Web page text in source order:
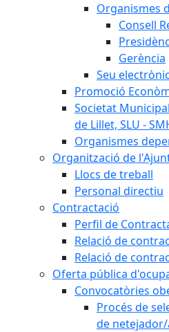
Organismes
Consell
Gerència
Seu
Promoció
Societat
de Lillet, SLU -
Organismes
Organització de
Llocs de treball
Personal directiu
Contractació
Perfil de
Relació de
Relació de
Oferta pública
Convocatòries
Procés de
de